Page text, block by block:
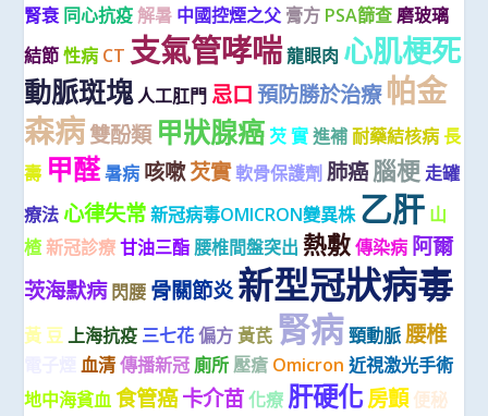
腎衰 同心抗疫 解暑 中國控煙之父 膏方 PSA篩查 磨玻璃
結節 性病 CT 支氣管哮喘龍眼肉 心肌梗死
動脈斑塊人工肛門 忌口 預防勝於治療 帕金
森病雙酚類 甲狀腺癌 芡 實 進補 耐藥結核病 長
壽 甲醛暑病 咳嗽芡實軟骨保護劑 肺癌腦梗 走罐
療法 心律失常 新冠病毒OMICRON變異株 乙肝 山
楂 新冠診療 甘油三酯 腰椎間盤突出 熱敷 傳染病 阿爾
茨海默病 閃腰 骨關節炎新型冠狀病毒
黃 豆 上海抗疫 三七花 偏方 黃芪 腎病 頸動脈 腰椎
血清 傳播新冠 廁所 壓瘡 Omicron 近視激光手術
地中海貧血 食管癌卡介苗 化療 肝硬化房顫 便秘